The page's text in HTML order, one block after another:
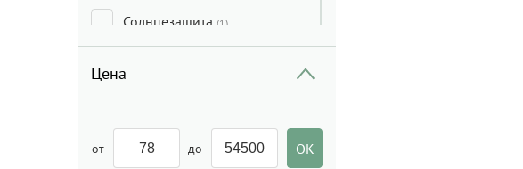
Солнцезащита (1)
Сыворотка для лица
Тональные средства/
Консилеры/Праймеры(1)
Уход за кожей вокруг глаз
Цена
от до